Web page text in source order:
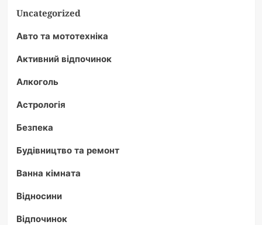
Uncategorized
Авто та мототехніка
Активний відпочинок
Алкоголь
Астрологія
Безпека
Будівництво та ремонт
Ванна кімната
Відносини
Відпочинок